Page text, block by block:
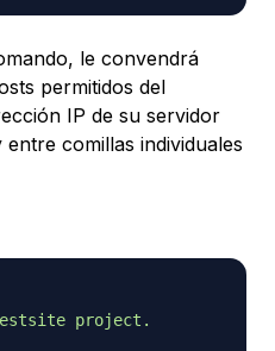
le convendrá
permitidos del
IP de su servidor
comillas individuales
project.